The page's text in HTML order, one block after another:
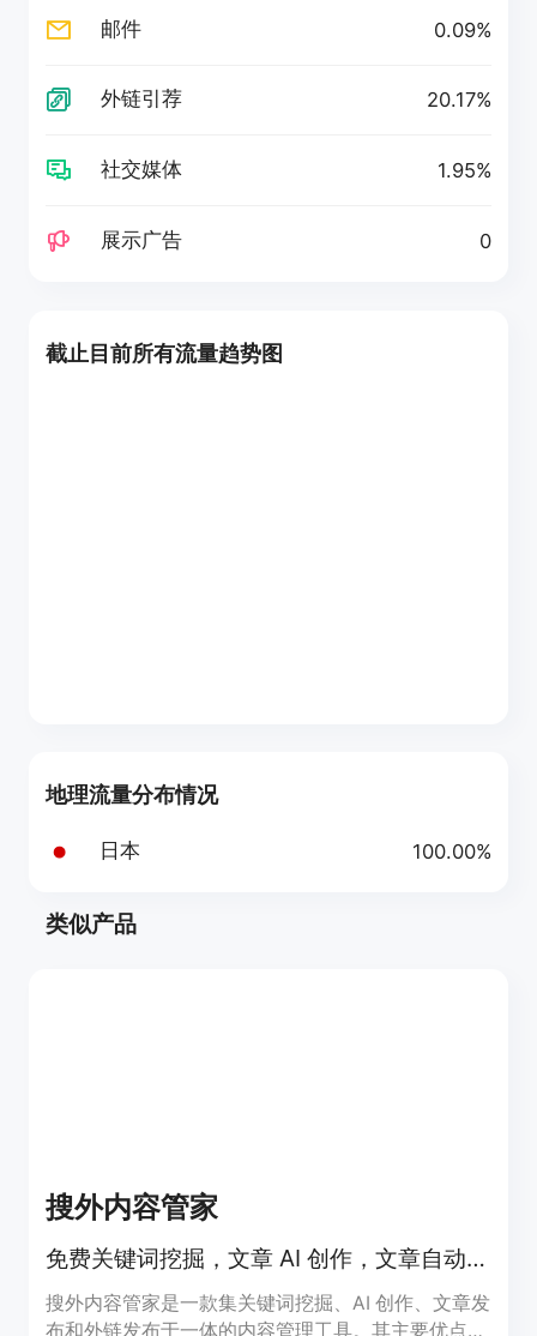
邮件 0.09%
外链引荐 20.17%
社交媒体 1.95%
展示广告 0
截止目前所有流量趋势图
地理流量分布情况
日本 100.00%
类似产品
搜外内容管家
免费关键词挖掘，文章 AI 创作，文章自动发布，免费发布 1000 个外链。
搜外内容管家是一款集关键词挖掘、AI 创作、文章发
布和外链发布于一体的内容管理工具。其主要优点在